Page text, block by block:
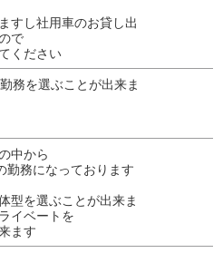
すし社用車のお貸し出
で
ください
務を選ぶことが出来ま
中から
勤務になっております
型を選ぶことが出来ま
イベートを
ます